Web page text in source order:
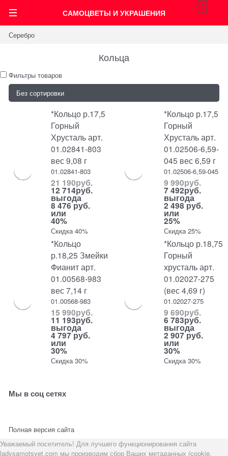
САМОЦВЕТЫ И УКРАШЕНИЯ
0
Серебро
Кольца
Фильтры товаров
*Кольцо р.17,5
Горный
Хрусталь арт.
01.02841-803
вес 9,08 г
01.02841-803
21 190руб.
12 714руб.
выгода
8 476 руб.
или
40%
Скидка 40%
*Кольцо р.17,5
Горный
Хрусталь арт.
01.02506-6,59-
045 вес 6,59 г
01.02506-6,59-045
9 990руб.
7 492руб.
выгода
2 498 руб.
или
25%
Скидка 25%
*Кольцо
р.18,25 Змейки
Фианит арт.
01.00568-983
вес 7,14 г
01.00568-983
15 990руб.
11 193руб.
выгода
4 797 руб.
или
30%
Скидка 30%
*Кольцо р.18,75
Горный
хрусталь арт.
01.02027-275
(вес 4,69 г)
01.02027-275
9 690руб.
6 783руб.
выгода
2 907 руб.
или
30%
Скидка 30%
Мы в соц сетях
Полная версия сайта
Уважаемый посетитель! Для лучшего функционирования сайта
ladysamotsvet.com мы производим сбор Ваших метаданных (cookie,